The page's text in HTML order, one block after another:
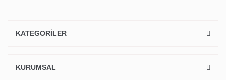
KATEGORİLER
KURUMSAL